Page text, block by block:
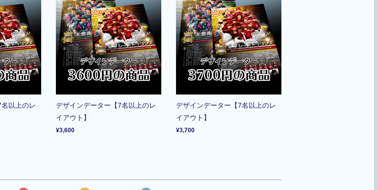
以上のレ
デザインデーター【7名以上のレ
イアウト】
¥3,600
デザインデーター【7名以上のレ
イアウト】
¥3,700